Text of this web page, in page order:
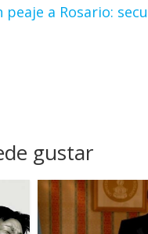
a Rosario:
gustar